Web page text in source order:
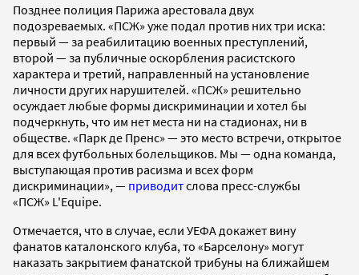
Позднее полиция Парижа арестовала двух
подозреваемых. «ПСЖ» уже подал против них три иска:
первый — за реабилитацию военных преступлений,
второй — за публичные оскорбления расистского
характера и третий, направленный на установление
личности других нарушителей. «ПСЖ» решительно
осуждает любые формы дискриминации и хотел бы
подчеркнуть, что им нет места ни на стадионах, ни в
обществе. «Парк де Пренс» — это место встречи, открытое
для всех футбольных болельщиков. Мы — одна команда,
выступающая против расизма и всех форм
дискриминации», — приводитслова пресс-службы
«ПСЖ» L'Equipe.
Отмечается, что в случае, если УЕФА докажет вину
фанатов каталонского клуба, то «Барселону» могут
наказать закрытием фанатской трибуны на ближайшем